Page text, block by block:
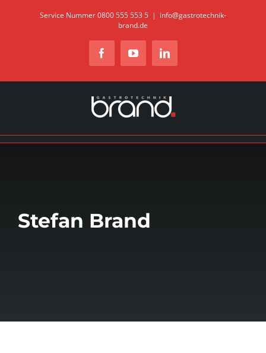
Service Nummer 0800 555 553 5 | info@gastrotechnik-
brand.de
FacebookYouTubeLinkedIn
Stefan Brand